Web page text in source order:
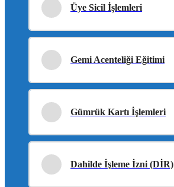
Üye Sicil İşlemleri
Gemi Acenteliği Eğitimi
Gümrük Kartı İşlemleri
Dahilde İşleme İzni (DİR)